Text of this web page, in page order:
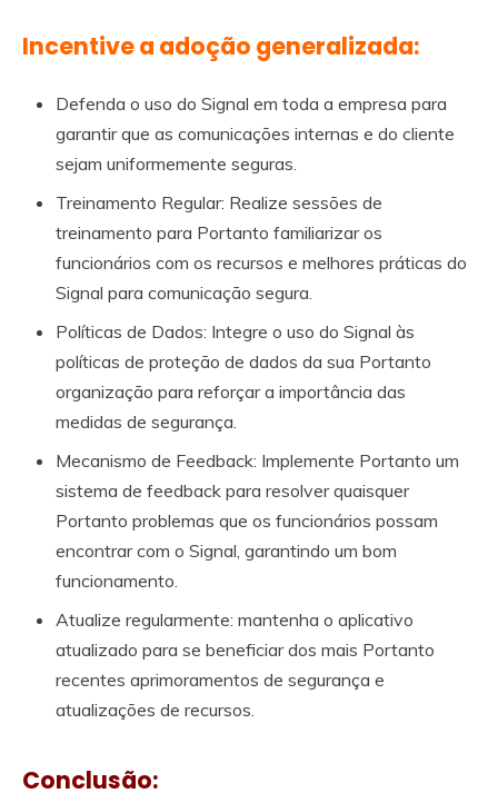
Incentive a adoção generalizada:
Defenda o uso do Signal em toda a empresa para
garantir que as comunicações internas e do cliente
sejam uniformemente seguras.
Treinamento Regular: Realize sessões de
treinamento para Portanto familiarizar os
funcionários com os recursos e melhores práticas do
Signal para comunicação segura.
Políticas de Dados: Integre o uso do Signal às
políticas de proteção de dados da sua Portanto
organização para reforçar a importância das
medidas de segurança.
Mecanismo de Feedback: Implemente Portanto um
sistema de feedback para resolver quaisquer
Portanto problemas que os funcionários possam
encontrar com o Signal, garantindo um bom
funcionamento.
Atualize regularmente: mantenha o aplicativo
atualizado para se beneficiar dos mais Portanto
recentes aprimoramentos de segurança e
atualizações de recursos.
Conclusão: